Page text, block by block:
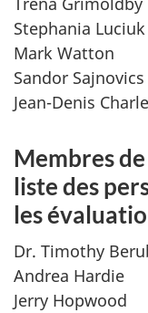
Stephania Luciuk
Mark Watton
Sandor Sajnovics
Jean-Denis
Membres
liste des
les
Dr. Timothy
Andrea Hardie
Jerry Hopwood